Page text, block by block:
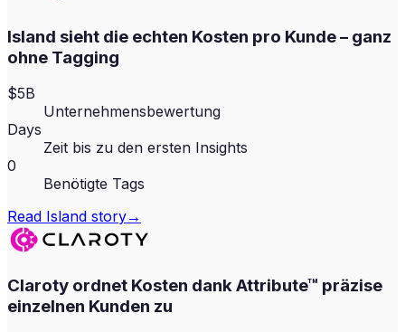
Island sieht die echten Kosten pro Kunde – ganz
ohne Tagging
$5B
Unternehmensbewertung
Days
Zeit bis zu den ersten Insights
0
Benötigte Tags
Read Island story→
Claroty ordnet Kosten dank Attribute™ präzise
einzelnen Kunden zu